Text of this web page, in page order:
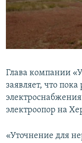
ПОБЕДИТЕЛЕЙ НЕ
ELIFBE
ПРИСОЕДИНЯЙТЕСЬ!
Все сайты RFE/
Глава компании
заявляет, что
электроопор на
«Уточнение для